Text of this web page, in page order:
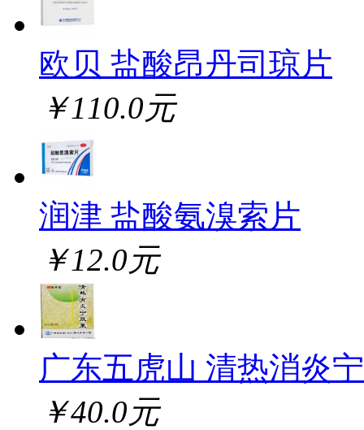
欧贝 盐酸昂丹司琼片
￥110.0元
润津 盐酸氨溴索片
￥12.0元
广东五虎山 清热消炎
￥40.0元